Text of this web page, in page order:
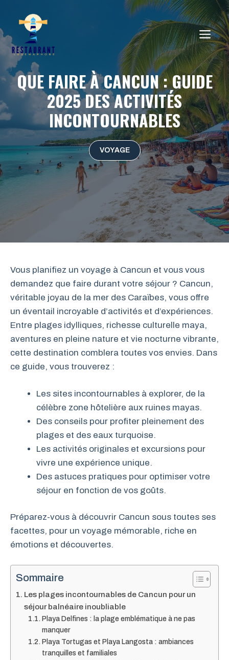
contenu
QUE FAIRE À CANCUN : GUIDE
2025 DES ACTIVITÉS
INCONTOURNABLES
VOYAGE
Vous planifiez un voyage à Cancun et vous vous
demandez que faire durant votre séjour ? Cancun,
véritable joyau de la mer des Caraïbes, vous offre
un éventail incroyable d’activités et d’expériences.
Entre plages idylliques, richesse culturelle maya,
aventures en pleine nature et vie nocturne vibrante,
cette destination comblera toutes vos envies. Dans
ce guide, vous trouverez :
Les sites incontournables à explorer, de la
célèbre zone hôtelière aux ruines mayas.
Des conseils pour profiter pleinement des
plages et des eaux turquoise.
Les activités originales et excursions pour
vivre une expérience unique.
Des astuces pratiques pour optimiser votre
séjour en fonction de vos goûts.
Préparez-vous à découvrir Cancun sous toutes ses
facettes, pour un voyage mémorable, riche en
émotions et découvertes.
Sommaire
Les plages incontournables de Cancun pour un
séjour balnéaire inoubliable
Playa Delfines : la plage emblématique à ne pas
manquer
Playa Tortugas et Playa Langosta : ambiances
tranquilles et familiales